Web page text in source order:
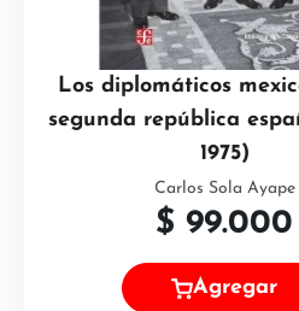
Los diplomáticos
segunda república
1975)
Carlos Sola Ayape
$ 99.000
Agregar